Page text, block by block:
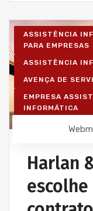
ASSISTÊNCIA
PARA EMPRESAS
ASSISTÊNCIA
AVENÇA DE
EMPRESA
INFORMÁTICA
IT UNLIMITED -
Harlan
escolhe